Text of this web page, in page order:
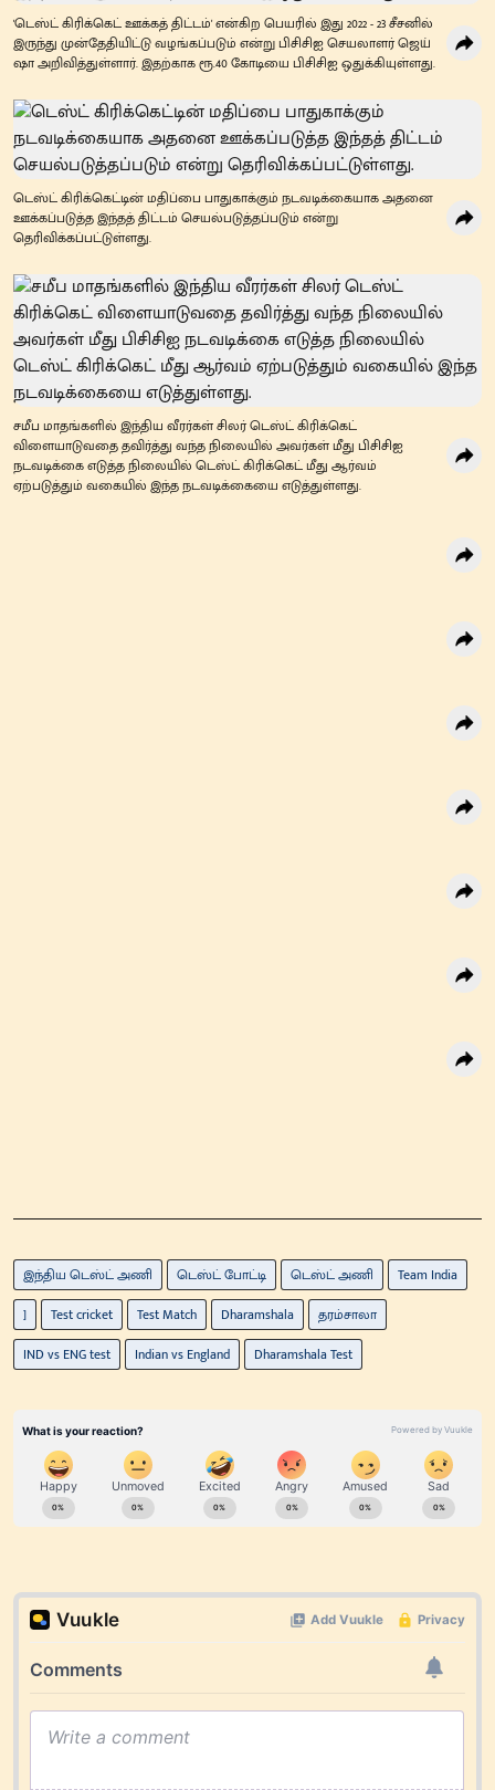
'டெஸ்ட் கிரிக்கெட் ஊக்கத் திட்டம்' என்கிற பெயரில் இது 2022 - 23 சீசனில்
இருந்து முன்தேதியிட்டு வழங்கப்படும் என்று பிசிசிஐ செயலாளர் ஜெய்
ஷா அறிவித்துள்ளார். இதற்காக ரூ.40 கோடியை பிசிசிஐ ஒதுக்கியுள்ளது.
டெஸ்ட் கிரிக்கெட்டின் மதிப்பை பாதுகாக்கும் நடவடிக்கையாக அதனை
ஊக்கப்படுத்த இந்தத் திட்டம் செயல்படுத்தப்படும் என்று
தெரிவிக்கப்பட்டுள்ளது.
சமீப மாதங்களில் இந்திய வீரர்கள் சிலர் டெஸ்ட் கிரிக்கெட்
விளையாடுவதை தவிர்த்து வந்த நிலையில் அவர்கள் மீது பிசிசிஐ
நடவடிக்கை எடுத்த நிலையில் டெஸ்ட் கிரிக்கெட் மீது ஆர்வம்
ஏற்படுத்தும் வகையில் இந்த நடவடிக்கையை எடுத்துள்ளது.
இந்திய டெஸ்ட் அணி டெஸ்ட் போட்டி டெஸ்ட் அணி
Team India
]
Test cricket Test Match Dharamshala
தரம்சாலா
IND vs ENG test
Indian vs England Dharamshala Test